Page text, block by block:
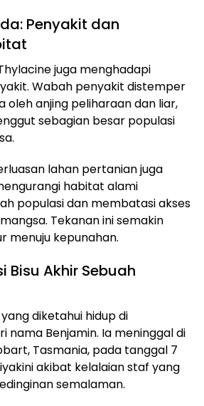
Penyakit dan
juga menghadapi
Wabah penyakit distemper
oleh anjing peliharaan dan liar,
sebagian besar populasi
lahan pertanian juga
habitat alami
populasi dan membatasi akses
Tekanan ini semakin
menuju kepunahan.
Bisu Akhir Sebuah
diketahui hidup di
nama Benjamin. Ia meninggal di
Tasmania, pada tanggal 7
akibat kelalaian staf yang
semalaman.